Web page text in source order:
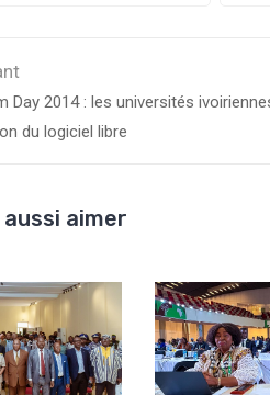
Day 2014 : les universités
du logiciel libre
aimer